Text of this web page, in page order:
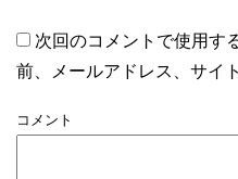
次回のコメントで使用す
前、メールアドレス、サイ
コメント